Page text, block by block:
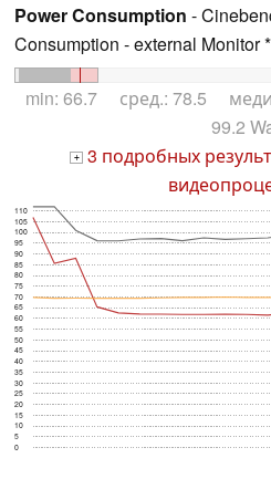
Power Consumption -
Consumption - external Monitor *
min: 66.7 сред.: 78.5
99.2
+ 3 подробных
0
5
10
15
20
25
30
35
40
45
50
55
60
65
70
75
80
85
90
95
100
105
110